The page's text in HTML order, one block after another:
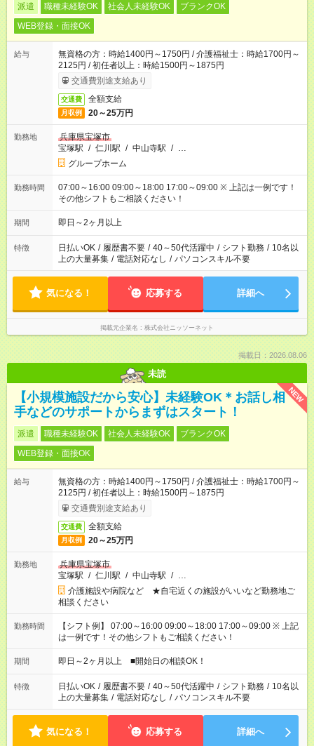
派遣 職種未経験OK 社会人未経験OK
ブランクOK
WEB登録・面接OK
給与
無資格の方：時給1400円～1750円 / 介護福祉士：時給1700円～
2125円 / 初任者以上：時給1500円～1875円
交通費別途支給あり
交通費 全額支給
月収例 20～25万円
勤務地
兵庫県宝塚市
宝塚駅 / 仁川駅 / 中山寺駅 / …
グループホーム
勤務時間
07:00～16:00 09:00～18:00 17:00～09:00 ※ 上記は一例です！
その他シフトもご相談ください！
期間 即日～2ヶ月以上
特徴 日払いOK / 履歴書不要 / 40～50代活躍中 / シフト勤務 / 10名以
上の大量募集 / 電話対応なし / パソコンスキル不要
気になる！ 応募する 詳細へ
掲載元企業名 株式会社ニッソーネット
掲載日：2026.08.06
未読
NEW
【小規模施設だから安心】未経験OK＊お話し相
手などのサポートからまずはスタート！
派遣 職種未経験OK 社会人未経験OK
ブランクOK
WEB登録・面接OK
給与
無資格の方：時給1400円～1750円 / 介護福祉士：時給1700円～
2125円 / 初任者以上：時給1500円～1875円
交通費別途支給あり
交通費 全額支給
月収例 20～25万円
勤務地
兵庫県宝塚市
宝塚駅 / 仁川駅 / 中山寺駅 / …
介護施設や病院など ★自宅近くの施設がいいなど勤務地ご
相談ください
勤務時間
【シフト例】 07:00～16:00 09:00～18:00 17:00～09:00 ※ 上記
は一例です！その他シフトもご相談ください！
期間 即日～2ヶ月以上 ■開始日の相談OK！
特徴 日払いOK / 履歴書不要 / 40～50代活躍中 / シフト勤務 / 10名以
上の大量募集 / 電話対応なし / パソコンスキル不要
気になる！ 応募する 詳細へ